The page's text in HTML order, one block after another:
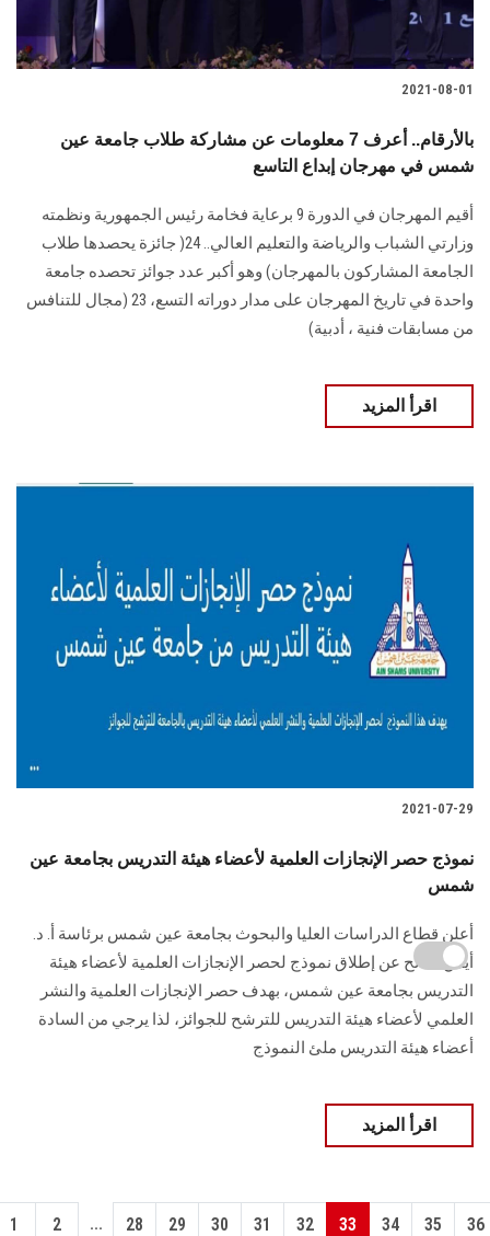
2021-08-01
بالأرقام.. أعرف 7 معلومات عن مشاركة طلاب جامعة عين
شمس في مهرجان إبداع التاسع
أقيم المهرجان في الدورة 9 برعاية فخامة رئيس الجمهورية ونظمته
وزارتي الشباب والرياضة والتعليم العالي.. 24( جائزة يحصدها طلاب
الجامعة المشاركون بالمهرجان) وهو أكبر عدد جوائز تحصده جامعة
واحدة في تاريخ المهرجان على مدار دوراته التسع، 23 (مجال للتنافس
من مسابقات فنية ، أدبية)
اقرأ المزيد
2021-07-29
نموذج حصر الإنجازات العلمية لأعضاء هيئة التدريس بجامعة عين
شمس
أعلن قطاع الدراسات العليا والبحوث بجامعة عين شمس برئاسة أ. د.
أيمن صالح عن إطلاق نموذج لحصر الإنجازات العلمية لأعضاء هيئة
التدريس بجامعة عين شمس، بهدف حصر الإنجازات العلمية والنشر
العلمي لأعضاء هيئة التدريس للترشح للجوائز، لذا يرجي من السادة
أعضاء هيئة التدريس ملئ النموذج
اقرأ المزيد
1 2 ... 28 29 30 31 32 33 34 35 36